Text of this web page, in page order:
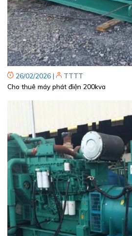
26/02/2026 |
TTTT
Cho thuê máy phát điện 200kva